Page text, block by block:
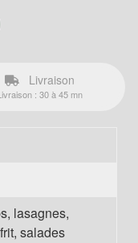
Livraison
: 30 à 45 mn
lasagnes,
salades